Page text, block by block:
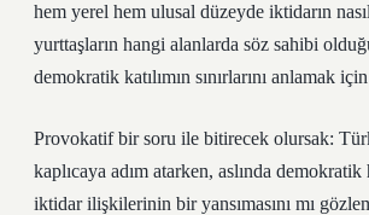
hem yerel hem ulusal düzeyde iktidarın nasıl
yurttaşların hangi alanlarda söz sahibi
demokratik katılımın sınırlarını anlamak
Provokatif bir soru ile bitirecek olursak:
kaplıcaya adım atarken, aslında demokratik
iktidar ilişkilerinin bir yansımasını mı